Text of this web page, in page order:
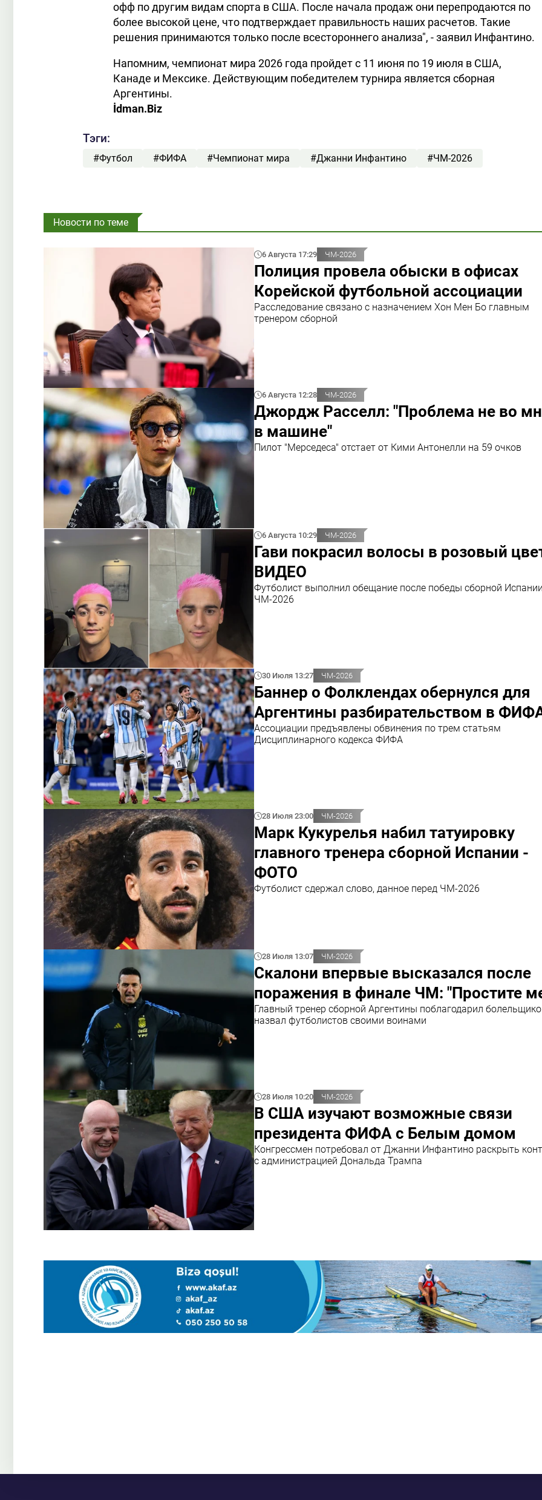
офф по другим видам спорта в США. После начала продаж они перепродаются по
более высокой цене, что подтверждает правильность наших расчетов. Такие
решения принимаются только после всестороннего анализа", - заявил Инфантино.
Напомним, чемпионат мира 2026 года пройдет с 11 июня по 19 июля в США,
Канаде и Мексике. Действующим победителем турнира является сборная
Аргентины.
İdman.Biz
Тэги:
#Футбол #ФИФА #Чемпионат мира #Джанни Инфантино #ЧМ-2026
Новости по теме
6 Августа 17:29 ЧМ-2026
Полиция провела обыски в офисах
Корейской футбольной ассоциации
Расследование связано с назначением Хон Мен Бо главным
тренером сборной
6 Августа 12:28 ЧМ-2026
Джордж Расселл: "Проблема не во
в машине"
Пилот "Мерседеса" отстает от Кими Антонелли на 59 очков
6 Августа 10:29 ЧМ-2026
Гави покрасил волосы в розовый
ВИДЕО
Футболист выполнил обещание после победы сборной
ЧМ-2026
30 Июля 13:27 ЧМ-2026
Баннер о Фолклендах обернулся для
Аргентины разбирательством в
Ассоциации предъявлены обвинения по трем статьям
Дисциплинарного кодекса ФИФА
28 Июля 23:00 ЧМ-2026
Марк Кукурелья набил татуировку
главного тренера сборной Испании -
ФОТО
Футболист сдержал слово, данное перед ЧМ-2026
28 Июля 13:07 ЧМ-2026
Скалони впервые высказался после
поражения в финале ЧМ: "Простите
Главный тренер сборной Аргентины поблагодарил
назвал футболистов своими воинами
28 Июля 10:20 ЧМ-2026
В США изучают возможные связи
президента ФИФА с Белым домом
Конгрессмен потребовал от Джанни Инфантино раскрыть
с администрацией Дональда Трампа